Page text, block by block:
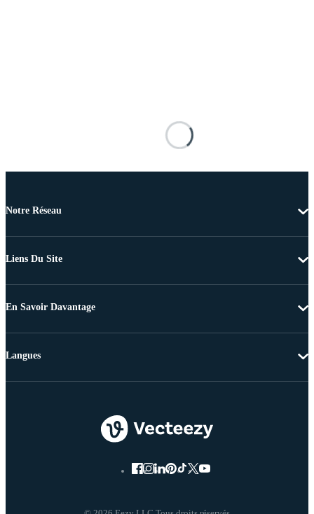
Notre Réseau
Liens Du Site
En Savoir Davantage
Langues